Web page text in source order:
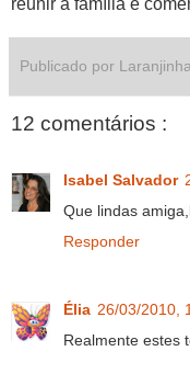
reunir a família e
Publicado por
12 comentários :
Isabel Salvador
Que lindas
Responder
Élia 26/03/2010,
Realmente estes